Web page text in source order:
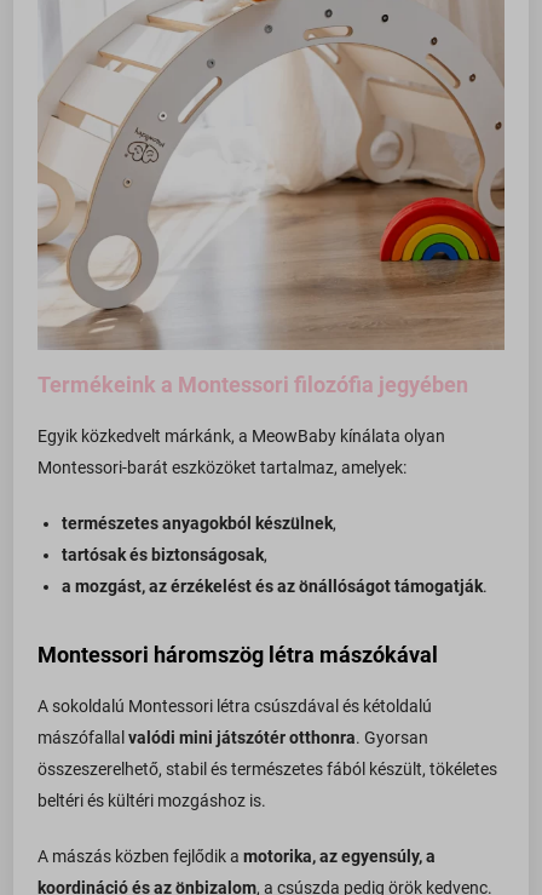
Termékeink a Montessori filozófia jegyében
Egyik közkedvelt márkánk, a MeowBaby kínálata olyan
Montessori-barát eszközöket tartalmaz, amelyek:
természetes anyagokból készülnek,
tartósak és biztonságosak,
a mozgást, az érzékelést és az önállóságot támogatják.
Montessori háromszög létra mászókával
A sokoldalú Montessori létra csúszdával és kétoldalú
mászófallalvalódi mini játszótér otthonra. Gyorsan
összeszerelhető, stabil és természetes fából készült, tökéletes
beltéri és kültéri mozgáshoz is.
A mászás közben fejlődik amotorika, az egyensúly, a
koordináció és az önbizalom, a csúszda pedig örök kedvenc.